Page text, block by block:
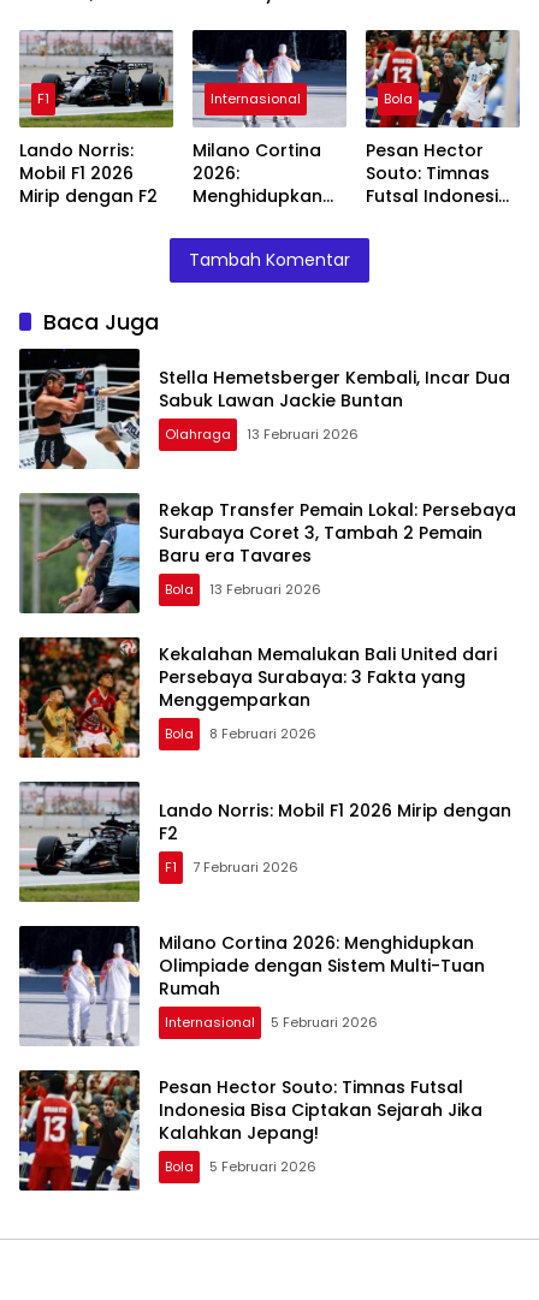
Lawan Jackie
Buntan
3, Tambah 2
Pemain Baru era
Tavares
Surabaya: 3
Fakta yang
Menggemparkan
F1
Lando Norris:
Mobil F1 2026
Mirip dengan F2
Internasional
Milano Cortina
2026:
Menghidupkan
dengan Sistem
Multi-Tuan
Rumah
Bola
Pesan Hector
Souto: Timnas
Futsal Indonesia
Sejarah Jika
Jepang!
Tambah Komentar
Baca Juga
Stella Hemetsberger Kembali, Incar Dua
Sabuk Lawan Jackie Buntan
Olahraga 13 Februari 2026
Rekap Transfer Pemain Lokal: Persebaya
Surabaya Coret 3, Tambah 2 Pemain
Baru era Tavares
Bola 13 Februari 2026
Kekalahan Memalukan Bali United dari
Persebaya Surabaya: 3 Fakta yang
Menggemparkan
Bola 8 Februari 2026
Lando Norris: Mobil F1 2026 Mirip dengan
F2
F1 7 Februari 2026
Milano Cortina 2026: Menghidupkan
Olimpiade dengan Sistem Multi-Tuan
Rumah
Internasional 5 Februari 2026
Pesan Hector Souto: Timnas Futsal
Indonesia Bisa Ciptakan Sejarah Jika
Kalahkan Jepang!
Bola 5 Februari 2026